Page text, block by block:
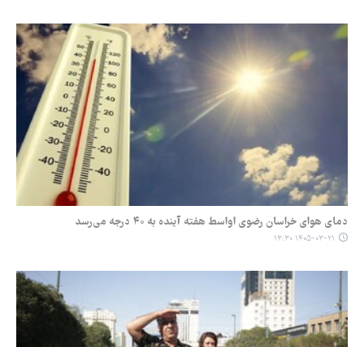
دمای هوای خراسان رضوی اواسط هفته آینده به ۴۰ درجه می‌رسد
۱۴۰۵-۰۳-۲۱ ۱۳:۳۰